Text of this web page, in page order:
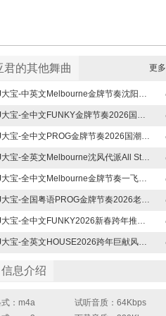
君的其他舞曲 更多
DJ大宝-中英文Melbourne金牌节奏沈阳代派一飞冲天上劲风暴MUSIC慢摇大碟
DJ大宝-全中文FUNKY金牌节奏2026国潮戏腔最美女声MUSIC慢摇大碟
DJ大宝-全中文PROG金牌节奏2026国潮戏腔最美女声MUSIC慢摇大碟
DJ大宝-全英文Melbourne沈风代派All Studio一飞冲天MUSIC慢摇大碟
DJ大宝-全中文Melbourne金牌节奏一飞冲天嗨上太空上劲风暴MUSIC慢摇大碟
DJ大宝-全国粤语PROG金牌节奏2026老舅春天约会MUSIC国会鼓慢摇大碟
DJ大宝-全中文FUNKY2026新春跨年推开世界的门最美女声MUSIC慢摇大碟
DJ大宝-全英文HOUSE2026跨年巨献风驰电掣百变节奏劲爆劲曲MUSIC慢摇大碟
息介绍
：m4a
试听音质：64Kbps